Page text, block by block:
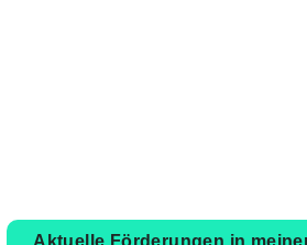
Aktuelle Förderungen in